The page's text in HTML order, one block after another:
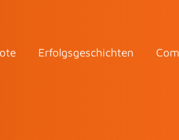
Erfolgsgeschichten